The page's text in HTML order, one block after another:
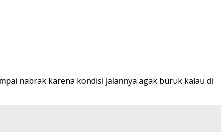
nabrak karena kondisi jalannya agak buruk kalau di